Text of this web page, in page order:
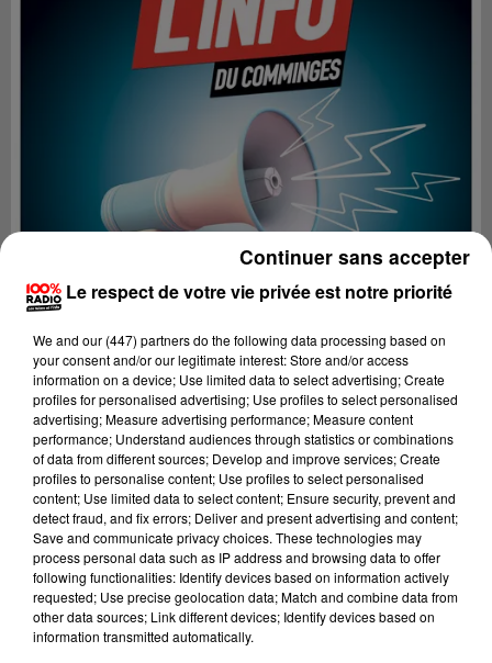
Lecture (4 min 19 sec)
100%
Les infos du Comminges
Le respect de votre vie privée est notre priorité
We and our (447) partnersdo the following data processing based on
your consent and/or our legitimate interest: Store and/or access
information on a device; Use limited data to select advertising; Create
profiles for personalised advertising; Use profiles to select personalised
advertising; Measure advertising performance; Measure content
performance; Understand audiences through statistics or combinations
of data from different sources; Develop and improve services; Create
profiles to personalise content; Use profiles to select personalised
content; Use limited data to select content; Ensure security, prevent and
detect fraud, and fix errors; Deliver and present advertising and content;
Save and communicate privacy choices. These technologies may
process personal data such as IP address and browsing data to offer
following functionalities: Identify devices based on information actively
requested; Use precise geolocation data; Match and combine data from
other data sources; Link different devices; Identify devices based on
information transmitted automatically.
Continuer sans accepter